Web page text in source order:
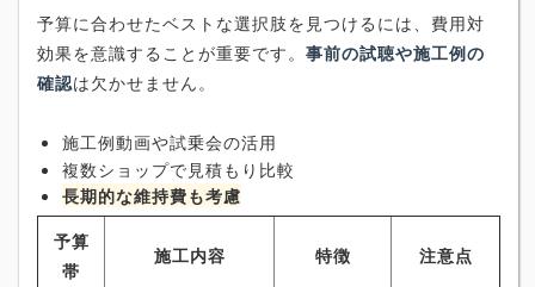
予算に合わせたベストな選択肢を見つけるには、費用対
効果を意識することが重要です。 事前の試聴や施工例の
確認は欠かせません。
施工例動画や試乗会の活用
複数ショップで見積もり比較
長期的な維持費も考慮
予算
帯
施工内容 特徴 注意点